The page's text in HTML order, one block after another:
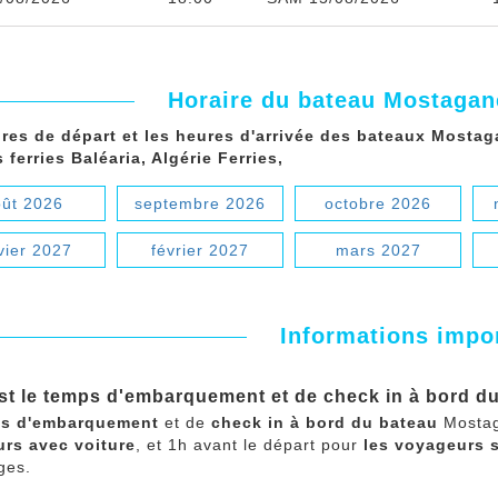
Horaire du bateau
de départ et les heures d'arrivée des bateaux
ferries Baléaria, Algérie Ferries,
2026 septembre 2026 octobre 2026
2027 février 2027 mars 2027
Informations
le temps d'embarquement et de check in à bord
d'embarquement et decheck in à bord du bateau
avec voiture , et 1h avant le départ pour les voyageurs